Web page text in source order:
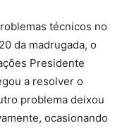
técnicos no
da madrugada, o
Presidente
a resolver o
problema deixou
ocasionando